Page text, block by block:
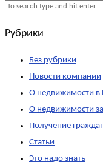
Рубрики
Без рубрики
Новости компании
О недвижимости в
О недвижимости
Получение
Статьи
Это надо знать